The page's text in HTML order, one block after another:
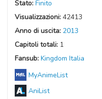
Stato: Finito
Visualizzazioni: 42413
Anno di uscita: 2013
Capitoli totali: 1
Fansub: Kingdom Italia
MyAnimeList
AniList